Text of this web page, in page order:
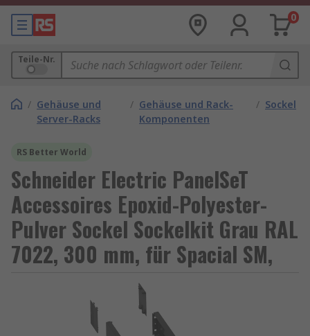
0
Teile-Nr.
/ Gehäuse und
Server-Racks
/ Gehäuse und Rack-
Komponenten
/ Sockel
RS Better World
Schneider Electric PanelSeT
Accessoires Epoxid-Polyester-
Pulver Sockel Sockelkit Grau RAL
7022, 300 mm, für Spacial SM,